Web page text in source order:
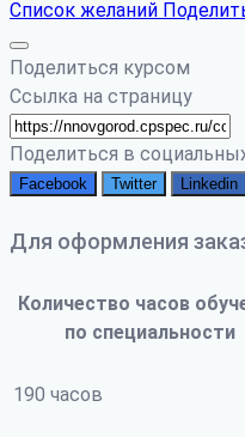
Список желаний
Поделиться курсом
Ссылка на страницу
Поделиться в
Facebook Twitter Linkedin
Для оформления
Количество часов
по специальности
190 часов